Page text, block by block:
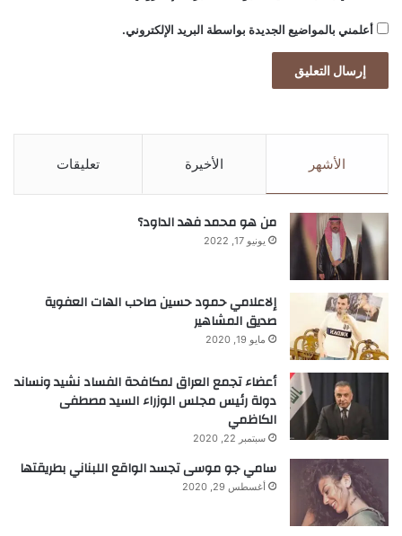
اقرأ أيضًا: صراع الفيفا ويويفا يتصاعد.. تهديد
بمقاطعة كأس العالم يضع إنفانتينو تحت
اقرأ أيضًا:
ارتفاع طلبات إعانة البطالة في
أميركا إلى 199 ألفاً الأسبوع الماضي
اقرأ أيضًا:
وكوسبي الكوري يهوي 4.6%
أعلمني بالمواضيع الجديدة بواسطة البريد الإلكتروني.
الأشهر الأخيرة تعليقات
من هو محمد فهد الداود؟
يونيو 17, 2022
إلاعلامي حمود حسين صاحب الهات العفوية
صديق المشاهير
مايو 19, 2020
أعضاء تجمع العراق لمكافحة الفساد نشيد ونساند
دولة رئيس مجلس الوزراء السيد مصطفى
الكاظمي
سبتمبر 22, 2020
سامي جو موسى تجسد الواقع اللبناني بطريقتها
أغسطس 29, 2020